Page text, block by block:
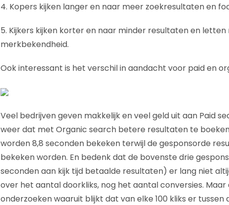
4. Kopers kijken langer en naar meer zoekresultaten en
5. Kijkers kijken korter en naar minder resultaten en
merkbekendheid.
Ook interessant is het verschil in aandacht voor paid en
Veel bedrijven geven makkelijk en veel geld uit aan Paid
weer dat met Organic search betere resultaten te
worden 8,8 seconden bekeken terwijl de gesponsorde
bekeken worden. En bedenk dat de bovenste drie
seconden aan kijk tijd betaalde resultaten) er lang niet
over het aantal doorkliks, nog het aantal conversies.
onderzoeken waaruit blijkt dat van elke 100 kliks er